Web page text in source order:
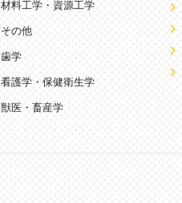
材料工学・資源工学
その他
歯学
看護学・保健衛生学
獣医・畜産学